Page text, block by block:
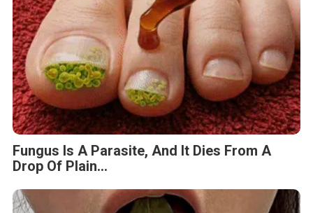
Fungus Is A Parasite, And It Dies From A
Drop Of Plain...